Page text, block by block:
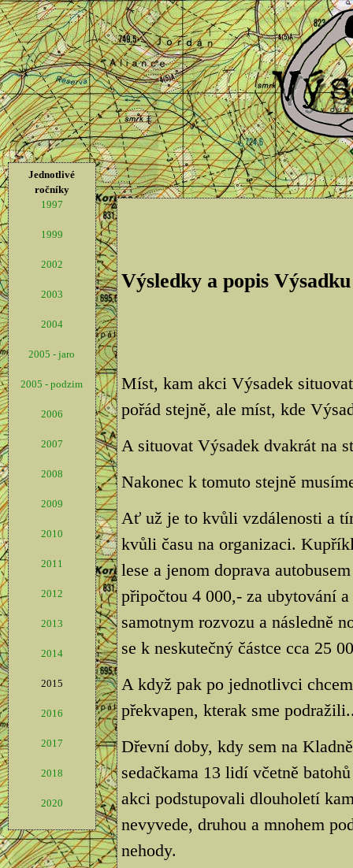
Jednotlivé
ročníky
1997
1999
2002
2003
2004
2005 - jaro
2005 - podzim
2006
2007
2008
2009
2010
2011
2012
2013
2014
2015
2016
2017
2018
2020
Výsledky a popis Výsadku
Míst, kam akci Výsadek
pořád stejně, ale míst, kde
A situovat Výsadek dvakrát na
Nakonec k tomuto stejně
Ať už je to kvůli vzdálenosti a
kvůli času na organizaci.
lese a jenom doprava
připočtou 4 000,- za ubytování
samotnym rozvozu a následně
se k neskutečný částce cca 25
A když pak po jednotlivci
překvapen, kterak sme
Dřevní doby, kdy sem na
sedačkama 13 lidí včetně
akci podstupovali dlouholetí
nevyvede, druhou a mnohem
nehody.